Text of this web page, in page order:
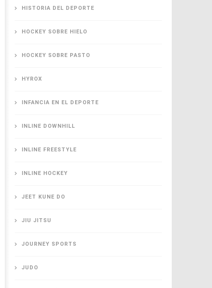
HISTORIA DEL DEPORTE
HOCKEY SOBRE HIELO
HOCKEY SOBRE PASTO
HYROX
INFANCIA EN EL DEPORTE
INLINE DOWNHILL
INLINE FREESTYLE
INLINE HOCKEY
JEET KUNE DO
JIU JITSU
JOURNEY SPORTS
JUDO